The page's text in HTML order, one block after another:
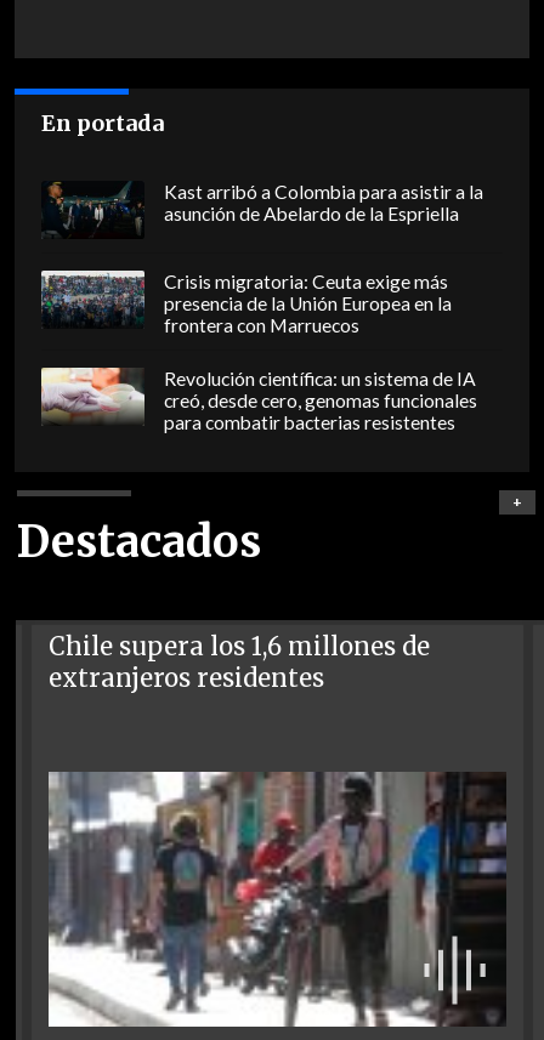
En portada
Kast arribó a Colombia para asistir a la
asunción de Abelardo de la Espriella
Crisis migratoria: Ceuta exige más
presencia de la Unión Europea en la
frontera con Marruecos
Revolución científica: un sistema de IA
creó, desde cero, genomas funcionales
para combatir bacterias resistentes
Destacados
+
Chile supera los 1,6 millones de
extranjeros residentes